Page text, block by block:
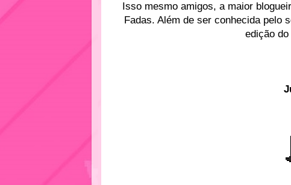
Isso mesmo amigos, a maior
Fadas. Além de ser conhecida pelo
edição